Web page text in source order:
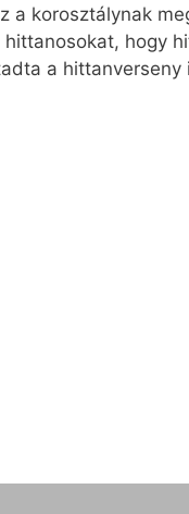
a korosztálynak
hogy
a hittanverseny